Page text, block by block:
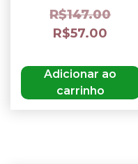
R$147.00
R$57.00
Adicionar ao
carrinho